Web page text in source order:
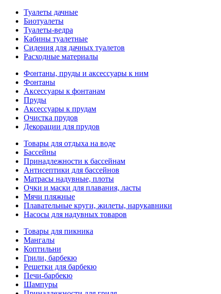
Туалеты дачные
Биотуалеты
Туалеты-ведра
Кабины туалетные
Сидения для дачных туалетов
Расходные материалы
Фонтаны, пруды и аксессуары к ним
Фонтаны
Аксессуары к фонтанам
Пруды
Аксессуары к прудам
Очистка прудов
Декорации для прудов
Товары для отдыха на воде
Бассейны
Принадлежности к бассейнам
Антисептики для бассейнов
Матраcы надувные, плоты
Очки и маски для плавания, ласты
Мячи пляжные
Плавательные круги, жилеты, нарукавники
Насосы для надувных товаров
Товары для пикника
Мангалы
Коптильни
Грили, барбекю
Решетки для барбекю
Печи-барбекю
Шампуры